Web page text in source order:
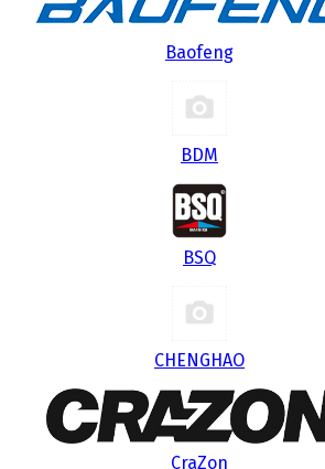
Baofeng
BDM
BSQ
CHENGHAO
CraZon